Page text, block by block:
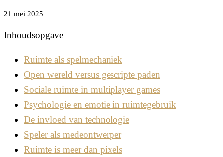
21 mei 2025
Inhoudsopgave
Ruimte als spelmechaniek
Open wereld versus gescripte paden
Sociale ruimte in multiplayer games
Psychologie en emotie in ruimtegebruik
De invloed van technologie
Speler als medeontwerper
Ruimte is meer dan pixels